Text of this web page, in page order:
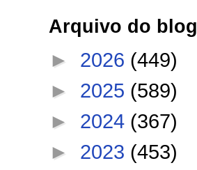
Arquivo do blog
► 2026 (449)
► 2025 (589)
► 2024 (367)
► 2023 (453)